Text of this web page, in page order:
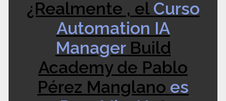
¿Realmente , el Curso
Automation IA
ManagerBuild
Academy de Pablo
Pérez Manglano es